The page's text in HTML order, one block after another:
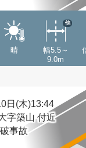
晴
幅5.5～
9.0m
他
日(木)13:44
字築山 付近
事故